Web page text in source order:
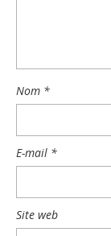
Nom *
E-mail *
Site web